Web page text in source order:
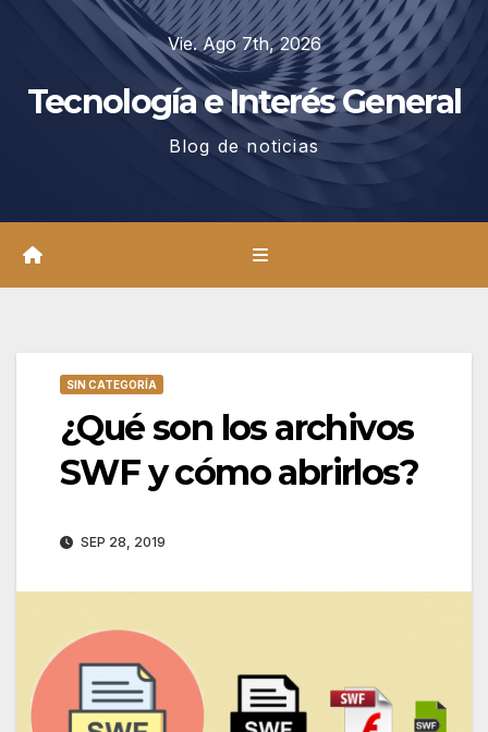
Vie. Ago 7th, 2026
Tecnología e Interés General
Blog de noticias
SIN CATEGORÍA
¿Qué son los archivos
SWF y cómo abrirlos?
SEP 28, 2019